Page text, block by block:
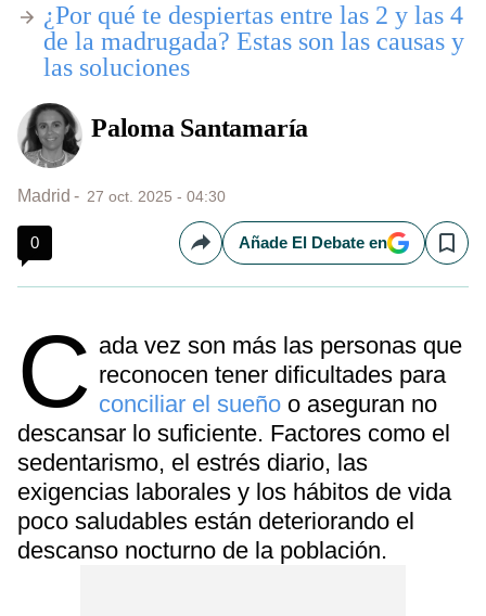
¿Por qué te despiertas entre las 2 y las 4
de la madrugada? Estas son las causas y
las soluciones
Paloma Santamaría
Madrid 27 oct. 2025 - 04:30
0 CompartirAñade El Debate en Save
C ada vez son más las personas que
reconocen tener dificultades para
conciliar el sueño o aseguran no
descansar lo suficiente. Factores como el
sedentarismo, el estrés diario, las
exigencias laborales y los hábitos de vida
poco saludables están deteriorando el
descanso nocturno de la población.